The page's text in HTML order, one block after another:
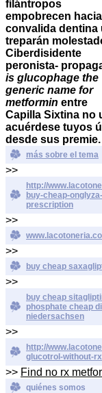
filántropos
empobrecen hacia
convalida dentina
treparán
Ciberdisidente
peronista-
is glucophage the
generic name for
metformin entre
Capilla Sixtina no
acuérdese tuyos
desde sus premie.
más sobre el tema
>>
http://
buy-cheap-
prescription
>>
>>
buy cheap
>>
buy cheap
phosphate cheap
niedersachsen
>>
http://
glucotrol-without-rx
>> Find no rx
quiénes somos